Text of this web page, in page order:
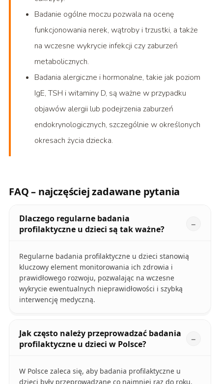
Badanie ogólne moczu pozwala na ocenę
funkcjonowania nerek, wątroby i trzustki, a także
na wczesne wykrycie infekcji czy zaburzeń
metabolicznych.
Badania alergiczne i hormonalne, takie jak poziom
IgE, TSH i witaminy D, są ważne w przypadku
objawów alergii lub podejrzenia zaburzeń
endokrynologicznych, szczególnie w określonych
okresach życia dziecka.
FAQ – najczęściej zadawane pytania
Dlaczego regularne badania
profilaktyczne u dzieci są tak ważne?
Regularne badania profilaktyczne u dzieci stanowią
kluczowy element monitorowania ich zdrowia i
prawidłowego rozwoju, pozwalając na wczesne
wykrycie ewentualnych nieprawidłowości i szybką
interwencję medyczną.
Jak często należy przeprowadzać badania
profilaktyczne u dzieci w Polsce?
W Polsce zaleca się, aby badania profilaktyczne u
dzieci były przeprowadzane co najmniej raz do roku.